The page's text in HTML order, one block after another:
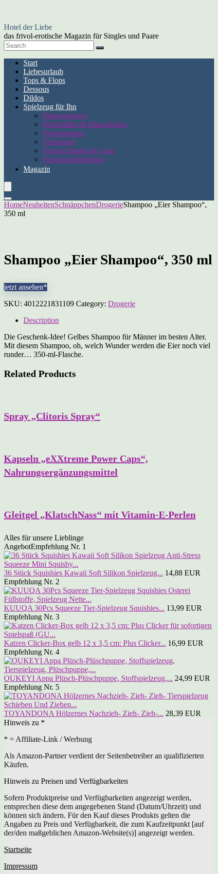
Hotel der Liebe
das frivol-erotische Magazin für Singles und Paare
Start
Liebesurlaub
Tops & Flops
Dessous
Dildos
Spielzeug für Ihn
Masturbatoren
Penishüllen & Manschetten
Penispumpen
Penisringe
Penisschlaufen & Gurte
Prostata-Stimulation
Magazin
HomeNeuheitenSchnäppchenDrogerieShampoo „Eier Shampoo“,
350 ml
Shampoo „Eier Shampoo“, 350 ml
jetzt ansehen*
SKU: 4012221831109 Category: Drogerie
Description
Die Geschenk-Idee! Gelbes Shampoo für Männer im besten Alter.
Mit diesem Shampoo, oh, welch Wunder werden die Eier noch viel
runder… 350-ml-Flasche.
Related Products
Spray „Clitoris Spray“
Kapseln „eXXtreme Power Caps“,
Nahrungsergänzungsmittel
Gleitgel „KlatschNass“ mit Vitamin-E-Perlen
Alles für unsere Lieblinge
AngebotEmpfehlung Nr. 1
36 Stück Squishies Kawaii Soft Silikon Spielzeug... 14,88 EUR
Empfehlung Nr. 2
KUUQA 30Pcs Squeeze Tier-Spielzeug Squishies... 13,99 EUR
Empfehlung Nr. 3
Katzen Clicker-Box gelb 12 x 3,5 cm: Plus Clicker... 16,99 EUR
Empfehlung Nr. 4
OUKEYI Appa Plüsch-Plüschpuppe, Stoffspielzeug,... 24,99 EUR
Empfehlung Nr. 5
TOYANDONA Hölzernes Nachzieh- Zieh- Zieh-... 28,39 EUR
Hinweis zu *
* = Affiliate-Link / Werbung
Als Amazon-Partner verdient der Seitenbetreiber an qualifizierten
Käufen.
Hinweis zu Preisen und Verfügbarkeiten
Sofern Produktpreise und Verfügbarkeiten angezeigt werden,
entsprechen diese dem angegebenen Stand (Datum/Uhrzeit) und
können sich ändern. Für den Kauf dieses Produkts gelten die
Angaben zu Preis und Verfügbarkeit, die zum Kaufzeitpunkt [auf
der/den maßgeblichen Amazon-Website(s)] angezeigt werden.
Startseite
Impressum